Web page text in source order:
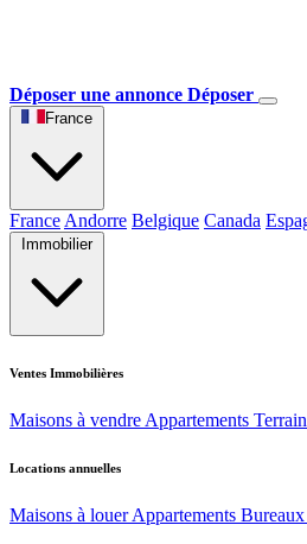
Déposer une annonce Déposer
France
France Andorre Belgique Canada
Immobilier
Ventes Immobilières
Maisons à vendre Appartements
Locations annuelles
Maisons à louer Appartements